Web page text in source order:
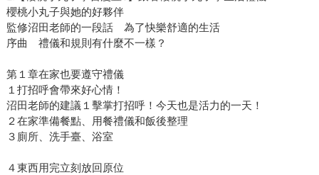
櫻桃小丸子與她的好夥伴
監修沼田老師的一段話 為了快樂舒適的生活
序曲 禮儀和規則有什麼不一樣？
第１章在家也要遵守禮儀
１打招呼會帶來好心情！
沼田老師的建議１擊掌打招呼！今天也是活力的一天！
２在家準備餐點、用餐禮儀和飯後整理
３廁所、洗手臺、浴室
４東西用完立刻放回原位